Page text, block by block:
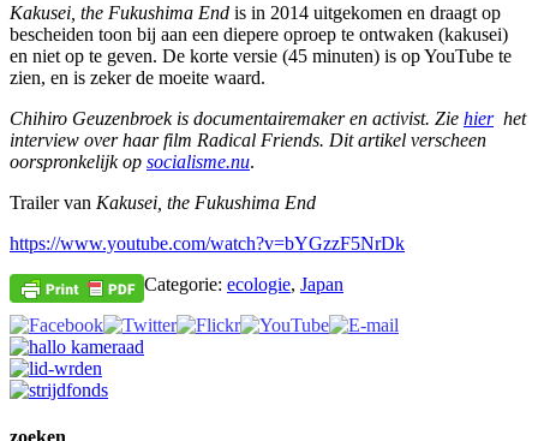
Kakusei, the Fukushima End is in 2014 uitgekomen en draagt op
bescheiden toon bij aan een diepere oproep te ontwaken (kakusei)
en niet op te geven. De korte versie (45 minuten) is op YouTube te
zien, en is zeker de moeite waard.
Chihiro Geuzenbroek is documentairemaker en activist. Zie hierhet
interview over haar film Radical Friends. Dit artikel verscheen
oorspronkelijk op socialisme.nu.
Trailer van Kakusei, the Fukushima End
https://www.youtube.com/watch?v=bYGzzF5NrDk
Categorie: ecologie, Japan
zoeken